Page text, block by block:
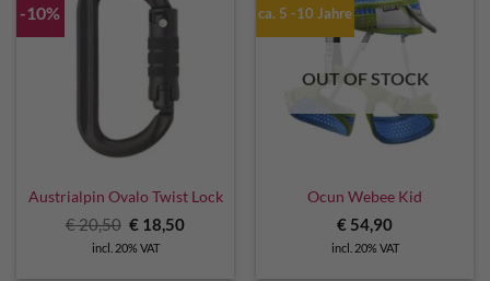
-10%
Austrialpin Ovalo Twist Lock
€20,50 Original
price
was:
€ 18,50Current
incl. 20% VAT
ca. 5 -10 Jahre
OUT OF STOCK
Ocun Webee Kid
€ 54,90
incl. 20% VAT